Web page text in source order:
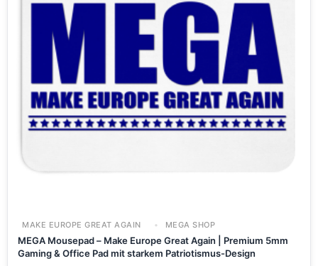
MAKE EUROPE GREAT AGAIN MEGA SHOP
MEGA Mousepad – Make Europe Great Again | Premium 5mm
Gaming & Office Pad mit starkem Patriotismus-Design